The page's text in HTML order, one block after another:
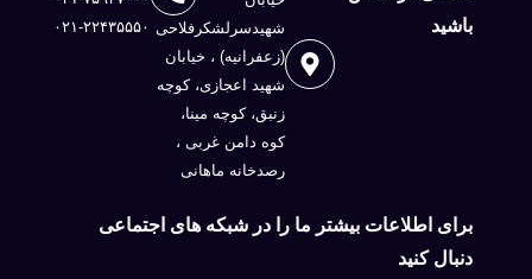
باشید
شهیدسرلشكرفلاحی
(زعفرانيه) ، خيابان
شهيد اعجازی، کوچه
زنبق، کوچه مینا،
کوه دامن غربی ،
رصدخانه ماهانی
۰۲۱-۲۲۴۳۵۵۵۰
برای اطلاعات بیشتر ما را در شبکه های اجتماعی
دنبال کنید